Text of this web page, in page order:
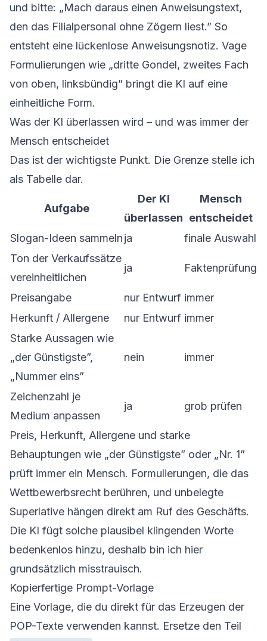
und bitte: „Mach daraus einen Anweisungstext,
den das Filialpersonal ohne Zögern liest.” So
entsteht eine lückenlose Anweisungsnotiz. Vage
Formulierungen wie „dritte Gondel, zweites Fach
von oben, linksbündig” bringt die KI auf eine
einheitliche Form.
Was der KI überlassen wird – und was immer der
Mensch entscheidet
Das ist der wichtigste Punkt. Die Grenze stelle ich
als Tabelle dar.
Aufgabe
Der KI
überlassen
Mensch
entscheidet
Slogan-Ideen sammelnja
finale Auswahl
Ton der Verkaufssätze
vereinheitlichen
ja Faktenprüfung
Preisangabe nur Entwurf immer
Herkunft / Allergene
nur Entwurf immer
Starke Aussagen wie
„der Günstigste”,
„Nummer eins”
nein immer
Zeichenzahl je
Medium anpassen
ja grob prüfen
Preis, Herkunft, Allergene und starke
Behauptungen wie „der Günstigste” oder „Nr. 1”
prüft immer ein Mensch. Formulierungen, die das
Wettbewerbsrecht berühren, und unbelegte
Superlative hängen direkt am Ruf des Geschäfts.
Die KI fügt solche plausibel klingenden Worte
bedenkenlos hinzu, deshalb bin ich hier
grundsätzlich misstrauisch.
Kopierfertige Prompt-Vorlage
Eine Vorlage, die du direkt für das Erzeugen der
POP-Texte verwenden kannst. Ersetze den Teil